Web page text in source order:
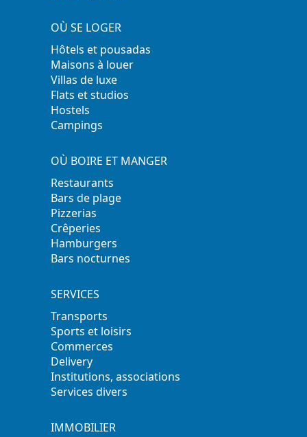
OÙ SE LOGER
Hôtels et pousadas
Maisons à louer
Villas de luxe
Flats et studios
Hostels
Campings
OÙ BOIRE ET MANGER
Restaurants
Bars de plage
Pizzerias
Crêperies
Hamburgers
Bars nocturnes
SERVICES
Transports
Sports et loisirs
Commerces
Delivery
Institutions, associations
Services divers
IMMOBILIER